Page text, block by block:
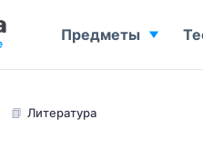
📗 Литература
Предметы